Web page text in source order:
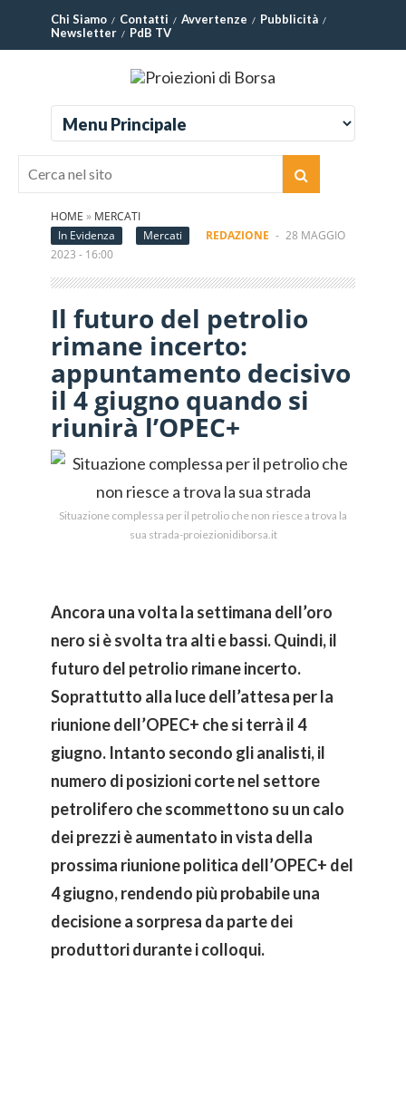
Chi Siamo Contatti Avvertenze
Pubblicità
Newsletter
PdB TV
HOME » MERCATI
In Evidenza
Mercati REDAZIONE - 28 MAGGIO
2023 - 16:00
Il futuro del petrolio
rimane incerto:
appuntamento decisivo
il 4 giugno quando si
riunirà l’OPEC+
Situazione complessa per il petrolio che non riesce a trova la
sua strada-proiezionidiborsa.it
Ancora una volta la settimana dell’oro
nero si è svolta tra alti e bassi. Quindi, il
futuro del petrolio rimane incerto.
Soprattutto alla luce dell’attesa per la
riunione dell’OPEC+ che si terrà il 4
giugno. Intanto secondo gli analisti, il
numero di posizioni corte nel settore
petrolifero che scommettono su un calo
dei prezzi è aumentato in vista della
prossima riunione politica dell’OPEC+ del
4 giugno, rendendo più probabile una
decisione a sorpresa da parte dei
produttori durante i colloqui.